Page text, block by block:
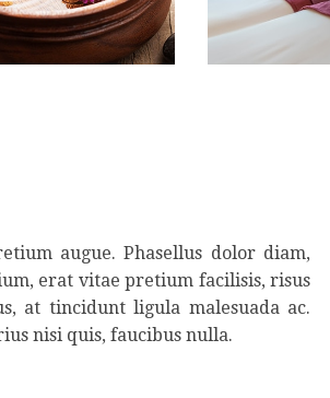
augue. Phasellus dolor diam,
erat vitae pretium facilisis, risus
at tincidunt ligula malesuada ac.
nisi quis, faucibus nulla.